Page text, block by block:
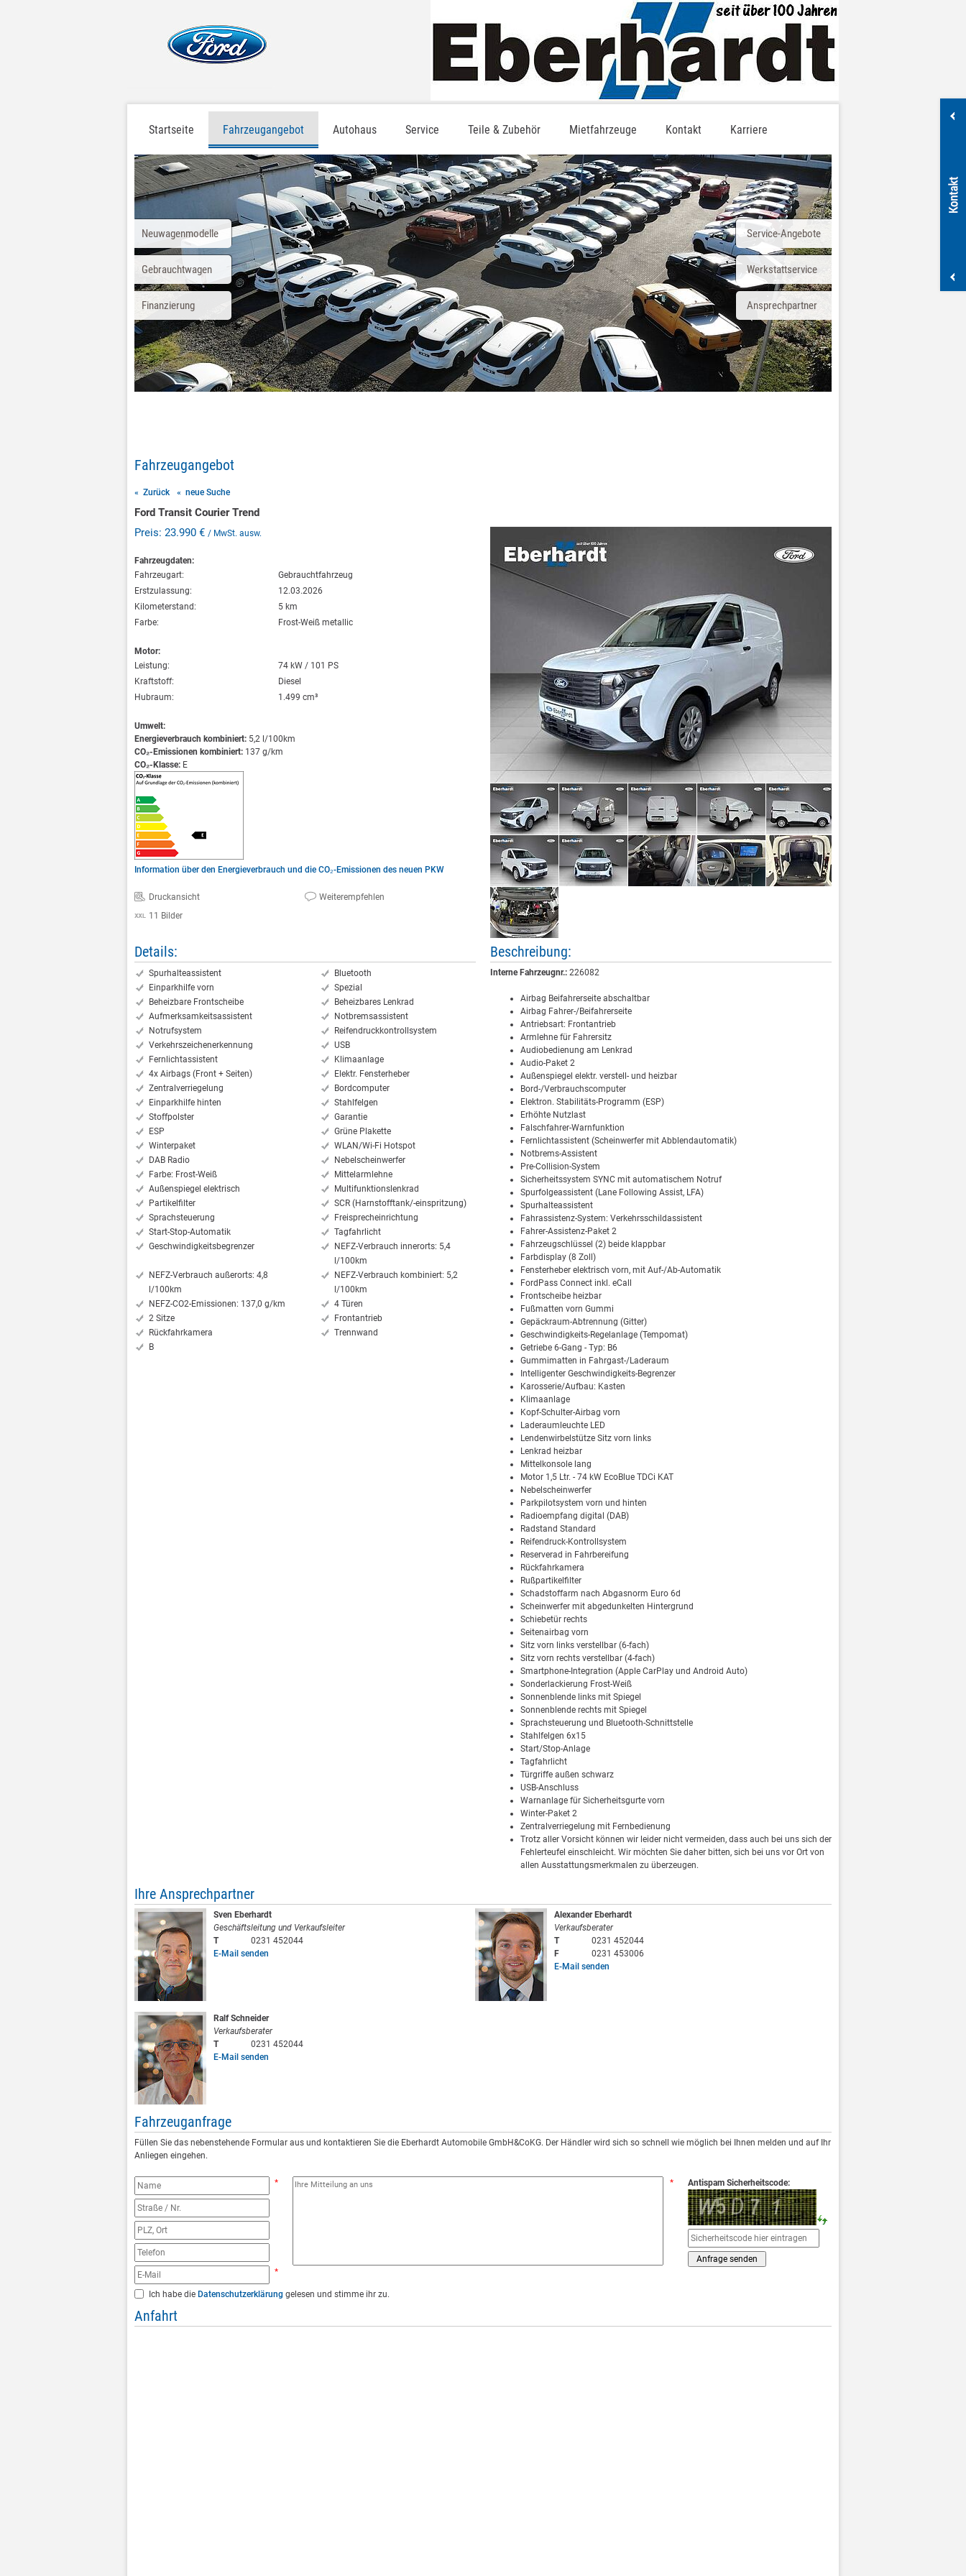
Startseite Fahrzeugangebot Autohaus Service Teile & Zubehör Mietfahrzeuge Kontakt Karriere
Neuwagenmodelle
Gebrauchtwagen
Finanzierung
Service-Angebote
Werkstattservice
Ansprechpartner
Fahrzeugangebot
« Zurück « neue Suche
Ford Transit Courier Trend
Preis: 23.990 € / MwSt. ausw.
Fahrzeugdaten:
Fahrzeugart:
Gebrauchtfahrzeug
Erstzulassung:
12.03.2026
Kilometerstand:
5 km
Farbe:
Frost-Weiß metallic
Motor:
Leistung:
74 kW / 101 PS
Kraftstoff:
Diesel
Hubraum:
1.499 cm³
Umwelt:
Energieverbrauch kombiniert: 5,2 l/100km
CO₂-Emissionen kombiniert: 137 g/km
CO₂-Klasse: E
Information über den Energieverbrauch und die CO₂-Emissionen des neuen PKW
Druckansicht
Weiterempfehlen
11 Bilder
Details:
Spurhalteassistent
Bluetooth
Einparkhilfe vorn
Spezial
Beheizbare Frontscheibe
Beheizbares Lenkrad
Aufmerksamkeitsassistent
Notbremsassistent
Notrufsystem
Reifendruckkontrollsystem
Verkehrszeichenerkennung
USB
Fernlichtassistent
Klimaanlage
4x Airbags (Front + Seiten)
Elektr. Fensterheber
Zentralverriegelung
Bordcomputer
Einparkhilfe hinten
Stahlfelgen
Stoffpolster
Garantie
ESP
Grüne Plakette
Winterpaket
WLAN/Wi-Fi Hotspot
DAB Radio
Nebelscheinwerfer
Farbe: Frost-Weiß
Mittelarmlehne
Außenspiegel elektrisch
Multifunktionslenkrad
Partikelfilter
SCR (Harnstofftank/-einspritzung)
Sprachsteuerung
Freisprecheinrichtung
Start-Stop-Automatik
Tagfahrlicht
Geschwindigkeitsbegrenzer
NEFZ-Verbrauch innerorts: 5,4
l/100km
NEFZ-Verbrauch außerorts: 4,8
l/100km
NEFZ-Verbrauch kombiniert: 5,2
l/100km
NEFZ-CO2-Emissionen: 137,0 g/km
4 Türen
2 Sitze
Frontantrieb
Rückfahrkamera
Trennwand
B
Beschreibung:
Interne Fahrzeugnr.: 226082
Airbag Beifahrerseite abschaltbar
Airbag Fahrer-/Beifahrerseite
Antriebsart: Frontantrieb
Armlehne für Fahrersitz
Audiobedienung am Lenkrad
Audio-Paket 2
Außenspiegel elektr. verstell- und heizbar
Bord-/Verbrauchscomputer
Elektron. Stabilitäts-Programm (ESP)
Erhöhte Nutzlast
Falschfahrer-Warnfunktion
Fernlichtassistent (Scheinwerfer mit Abblendautomatik)
Notbrems-Assistent
Pre-Collision-System
Sicherheitssystem SYNC mit automatischem Notruf
Spurfolgeassistent (Lane Following Assist, LFA)
Spurhalteassistent
Fahrassistenz-System: Verkehrsschildassistent
Fahrer-Assistenz-Paket 2
Fahrzeugschlüssel (2) beide klappbar
Farbdisplay (8 Zoll)
Fensterheber elektrisch vorn, mit Auf-/Ab-Automatik
FordPass Connect inkl. eCall
Frontscheibe heizbar
Fußmatten vorn Gummi
Gepäckraum-Abtrennung (Gitter)
Geschwindigkeits-Regelanlage (Tempomat)
Getriebe 6-Gang - Typ: B6
Gummimatten in Fahrgast-/Laderaum
Intelligenter Geschwindigkeits-Begrenzer
Karosserie/Aufbau: Kasten
Klimaanlage
Kopf-Schulter-Airbag vorn
Laderaumleuchte LED
Lendenwirbelstütze Sitz vorn links
Lenkrad heizbar
Mittelkonsole lang
Motor 1,5 Ltr. - 74 kW EcoBlue TDCi KAT
Nebelscheinwerfer
Parkpilotsystem vorn und hinten
Radioempfang digital (DAB)
Radstand Standard
Reifendruck-Kontrollsystem
Reserverad in Fahrbereifung
Rückfahrkamera
Rußpartikelfilter
Schadstoffarm nach Abgasnorm Euro 6d
Scheinwerfer mit abgedunkelten Hintergrund
Schiebetür rechts
Seitenairbag vorn
Sitz vorn links verstellbar (6-fach)
Sitz vorn rechts verstellbar (4-fach)
Smartphone-Integration (Apple CarPlay und Android Auto)
Sonderlackierung Frost-Weiß
Sonnenblende links mit Spiegel
Sonnenblende rechts mit Spiegel
Sprachsteuerung und Bluetooth-Schnittstelle
Stahlfelgen 6x15
Start/Stop-Anlage
Tagfahrlicht
Türgriffe außen schwarz
USB-Anschluss
Warnanlage für Sicherheitsgurte vorn
Winter-Paket 2
Zentralverriegelung mit Fernbedienung
Trotz aller Vorsicht können wir leider nicht vermeiden, dass auch bei uns sich der
Fehlerteufel einschleicht. Wir möchten Sie daher bitten, sich bei uns vor Ort von
allen Ausstattungsmerkmalen zu überzeugen.
Ihre Ansprechpartner
Sven Eberhardt
Geschäftsleitung und Verkaufsleiter
T
0231 452044
E-Mail senden
Alexander Eberhardt
Verkaufsberater
T
0231 452044
F
0231 453006
E-Mail senden
Ralf Schneider
Verkaufsberater
T
0231 452044
E-Mail senden
Fahrzeuganfrage
Füllen Sie das nebenstehende Formular aus und kontaktieren Sie die Eberhardt Automobile GmbH&CoKG. Der Händler wird sich so schnell wie möglich bei Ihnen melden und auf Ihr
Anliegen eingehen.
*
*
* Antispam Sicherheitscode:
Ich habe die Datenschutzerklärung gelesen und stimme ihr zu.
Anfahrt